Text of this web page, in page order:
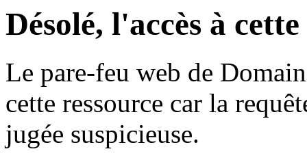
Désolé, l'accès à
Le pare-feu web de
cette ressource car la
jugée suspicieuse.